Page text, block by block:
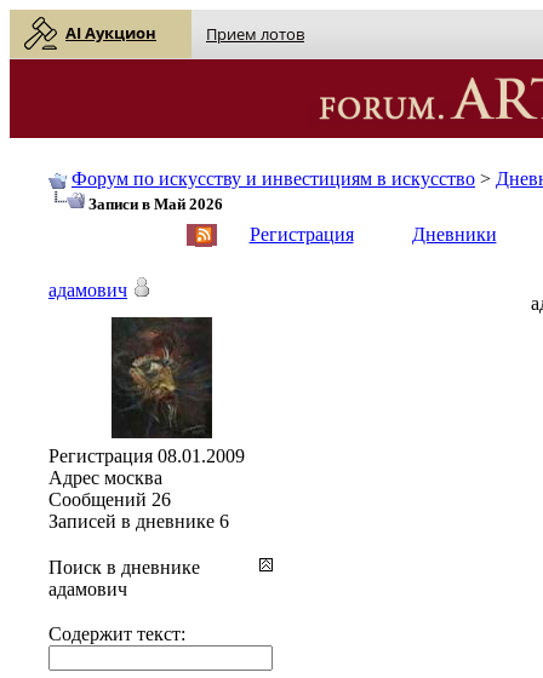
AI Аукцион Прием лотов
Форум по искусству и инвестициям в искусство >
Записи в Май 2026
Регистрация Дневники
адамович
Регистрация 08.01.2009
Адрес москва
Сообщений 26
Записей в дневнике 6
Поиск в дневнике
адамович
Содержит текст: